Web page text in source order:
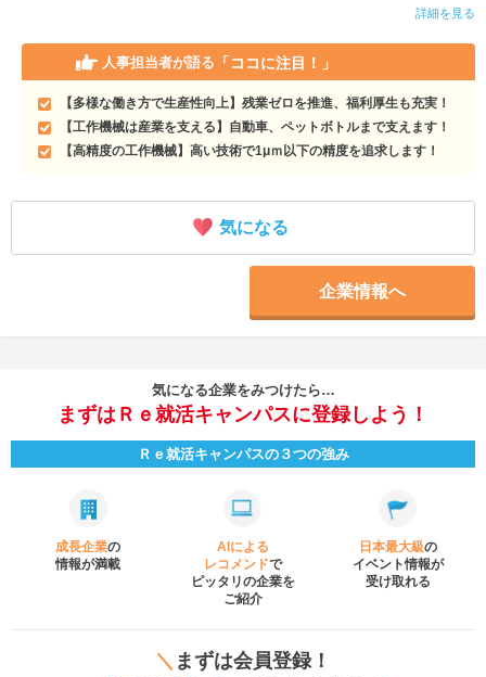
詳細を見る
人事担当者が語る 「ココに注目！」
【多様な働き方で生産性向上】残業ゼロを推進、福利厚生も充実！
【工作機械は産業を支える】自動車、ペットボトルまで支えます！
【高精度の工作機械】高い技術で1μｍ以下の精度を追求します！
気になる
企業情報へ
気になる企業をみつけたら…
まずはＲｅ就活キャンパスに登録しよう！
Ｒｅ就活キャンパスの３つの強み
成長企業の
情報が満載
AIによる
レコメンドで
ピッタリの企業を
ご紹介
日本最大級の
イベント情報が
受け取れる
＼ まずは会員登録！